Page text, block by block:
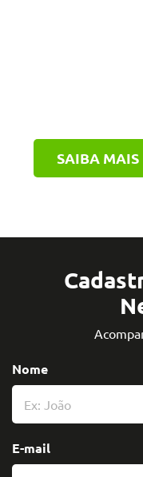
SAIBA MAIS
Nome
E-mail